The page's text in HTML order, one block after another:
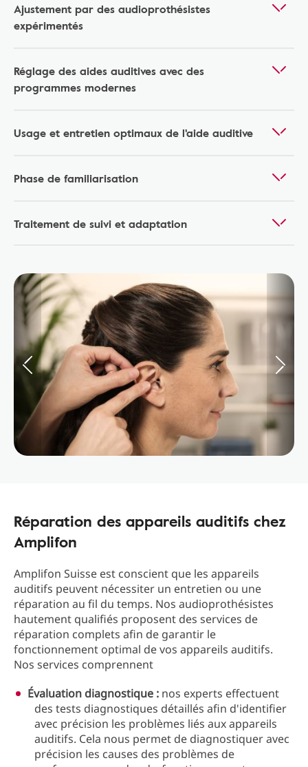
Ajustement par des audioprothésistes
expérimentés
Réglage des aides auditives avec des
programmes modernes
Usage et entretien optimaux de l'aide auditive
Phase de familiarisation
Traitement de suivi et adaptation
Réparation des appareils auditifs chez
Amplifon
Amplifon Suisse est conscient que les appareils
auditifs peuvent nécessiter un entretien ou une
réparation au fil du temps. Nos audioprothésistes
hautement qualifiés proposent des services de
réparation complets afin de garantir le
fonctionnement optimal de vos appareils auditifs.
Nos services comprennent
Évaluation diagnostique : nos experts effectuent
des tests diagnostiques détaillés afin d'identifier
avec précision les problèmes liés aux appareils
auditifs. Cela nous permet de diagnostiquer avec
précision les causes des problèmes de